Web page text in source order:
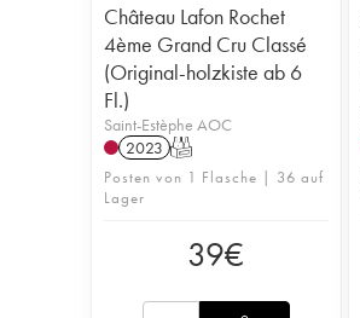
Château Lafon Rochet
4ème Grand Cru Classé
(Original-holzkiste ab 6
Fl.)
Saint-Estèphe AOC
2023 T
Posten von 1 Flasche | 36 auf
Lager
39€